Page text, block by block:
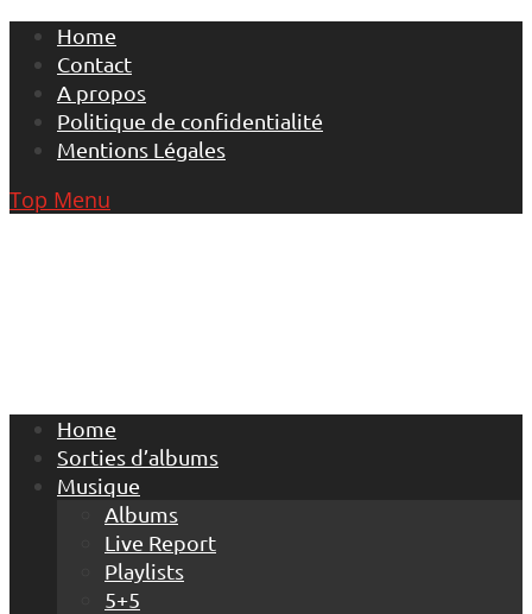
Skip
content
Home
Contact
A propos
Politique de confidentialité
Mentions Légales
Top Menu
Home
Sorties d’albums
Musique
Albums
Live Report
Playlists
5+5